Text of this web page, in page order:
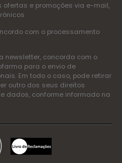
ofertas e promoções via e-mail,
com o processamento
newsletter, concorda com o
para o envio de
Em todo o caso, pode retirar
outro dos seus direitos
dados, conforme informado na